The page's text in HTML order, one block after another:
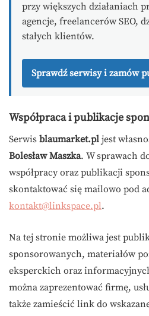
przy większych działaniach
agencje, freelancerów SEO,
stałych klientów.
Sprawdź serwisy i zamów
Współpraca i publikacje
Serwis blaumarket.pl jest
Bolesław Maszka. W sprawach
współpracy oraz publikacji
skontaktować się mailowo pod
kontakt@linkspace.pl.
Na tej stronie możliwa jest
sponsorowanych, materiałów
eksperckich oraz
można zaprezentować firmę,
także zamieścić link do